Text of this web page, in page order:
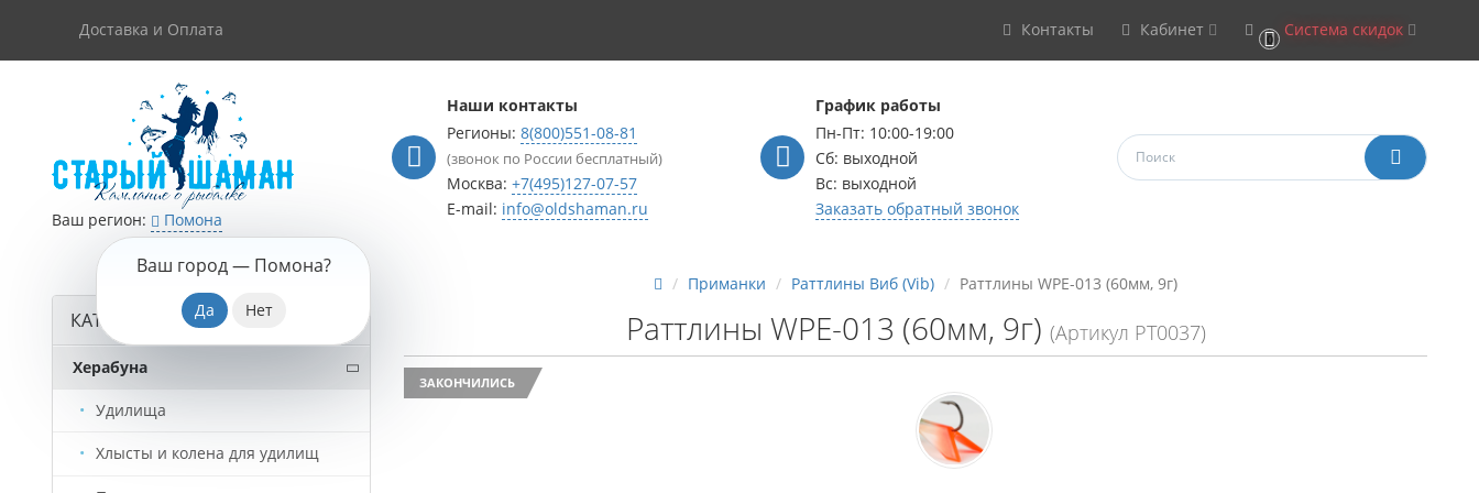
Доставка и Оплата Контакты Кабинет 0 Система скидок
Ваш регион: Помона
Ваш город — Помона?
Наши контакты
Регионы: 8(800)551-08-81
(звонок по России бесплатный)
Москва: +7(495)127-07-57
E-mail: info@oldshaman.ru
График работы
Пн-Пт: 10:00-19:00
Сб: выходной
Вс: выходной
Заказать обратный звонок
КАТАЛОГ ТОВАРОВ
Херабуна
Удилища
Хлысты и колена для удилищ
Приманки Раттлины Виб (Vib) Раттлины WPE-013 (60мм, 9г)
Раттлины WPE-013 (60мм, 9г) (Артикул РТ0037)
ЗАКОНЧИЛИСЬ